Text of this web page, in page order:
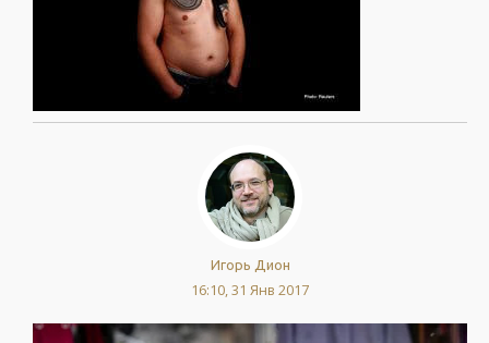
Игорь Дион
16:10, 31 Янв 2017